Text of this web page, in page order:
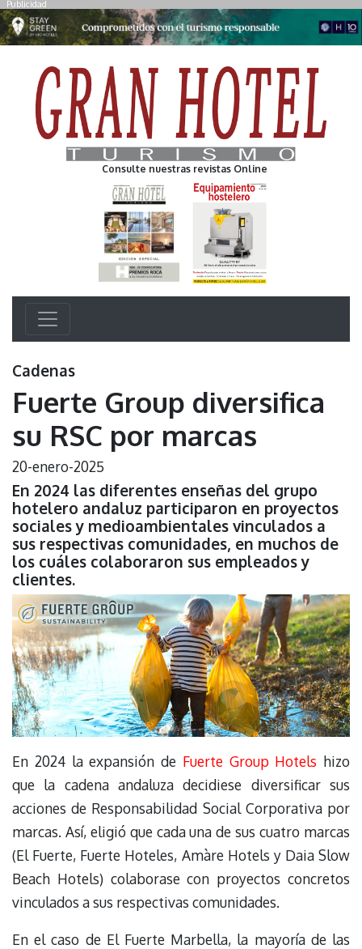
Publicidad
Consulte nuestras revistas Online
Cadenas
Fuerte Group diversifica
su RSC por marcas
20-enero-2025
En 2024 las diferentes enseñas del grupo
hotelero andaluz participaron en proyectos
sociales y medioambientales vinculados a
sus respectivas comunidades, en muchos de
los cuáles colaboraron sus empleados y
clientes.
En 2024 la expansión de Fuerte Group Hotels hizo
que la cadena andaluza decidiese diversificar sus
acciones de Responsabilidad Social Corporativa por
marcas. Así, eligió que cada una de sus cuatro marcas
(El Fuerte, Fuerte Hoteles, Amàre Hotels y Daia Slow
Beach Hotels) colaborase con proyectos concretos
vinculados a sus respectivas comunidades.
En el caso de El Fuerte Marbella, la mayoría de las